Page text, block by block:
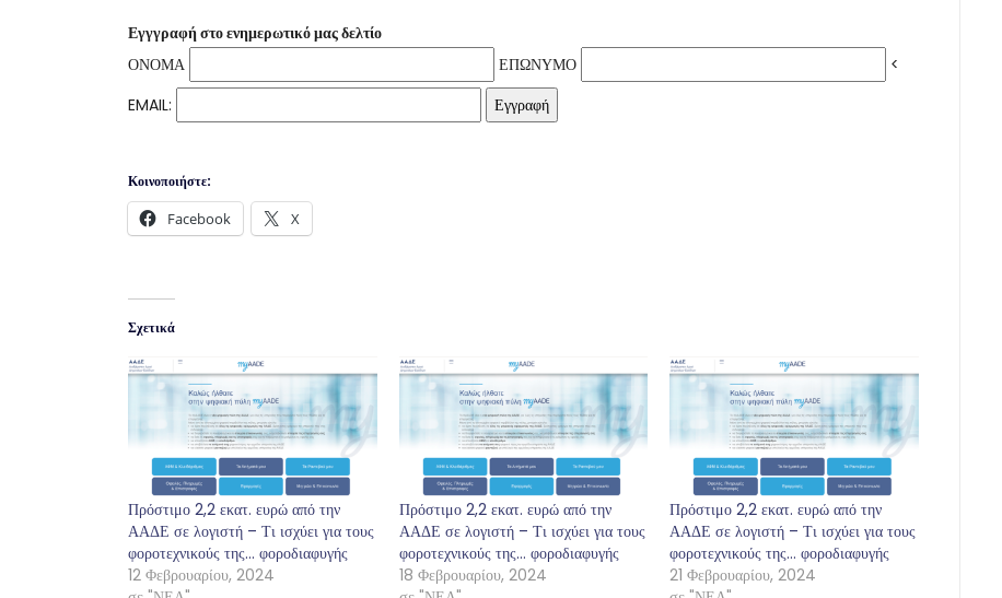
Εγγγραφή στο ενημερωτικό μας δελτίο
ΟΝΟΜΑ
ΕΠΩΝΥΜΟ
<
EMAIL:
Κοινοποιήστε:
Facebook X
Σχετικά
Πρόστιμο 2,2 εκατ. ευρώ από την
ΑΑΔΕ σε λογιστή – Τι ισχύει για τους
φοροτεχνικούς της… φοροδιαφυγής
12 Φεβρουαρίου, 2024
Πρόστιμο 2,2 εκατ. ευρώ από την
ΑΑΔΕ σε λογιστή – Τι ισχύει για τους
φοροτεχνικούς της… φοροδιαφυγής
18 Φεβρουαρίου, 2024
Πρόστιμο 2,2 εκατ. ευρώ από την
ΑΑΔΕ σε λογιστή – Τι ισχύει για τους
φοροτεχνικούς της… φοροδιαφυγής
21 Φεβρουαρίου, 2024